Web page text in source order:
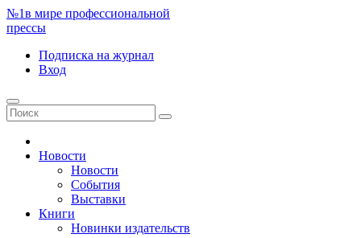
№1в мире профессиональной
прессы
Подписка на журнал
Вход
Новости
Новости
События
Выставки
Книги
Новинки издательств